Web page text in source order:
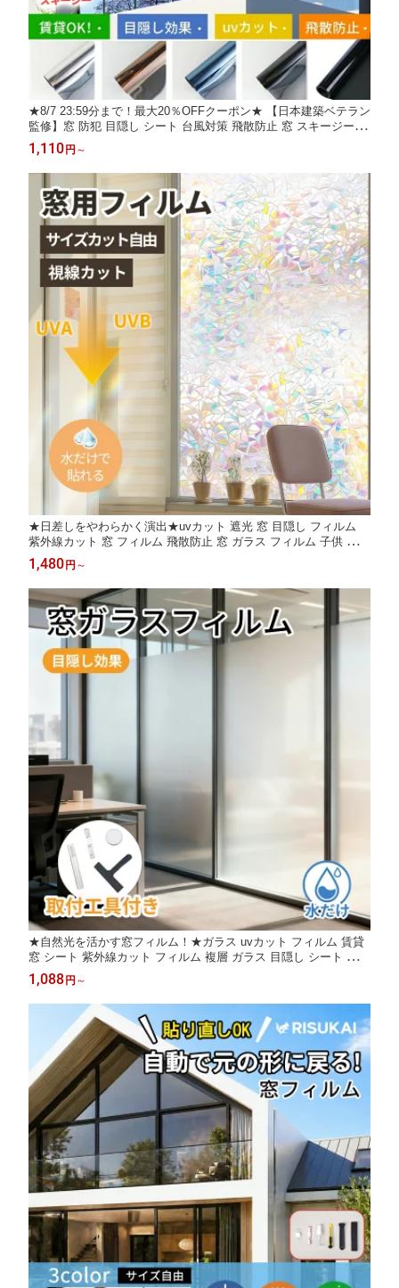
★8/7 23:59分まで！最大20％OFFクーポン★ 【日本建築ベテラン
監修】窓 防犯 目隠し シート 台風対策 飛散防止 窓 スキージーを
プレゼント賃貸 OK 窓ガラスフィルム 水で貼れる 断熱 遮光 遮熱
UVカット ガラスフィルム 断熱シート 窓 目隠し フィルム 断熱シ
ード
1,110 円 ～
★日差しをやわらかく演出★uvカット 遮光 窓 目隠し フィルム
紫外線カット 窓 フィルム 飛散防止 窓 ガラス フィルム 子供 窓用
シート 省エネ 窓 防水 結露防止 ガラス フィルム 外から 見えない
窓 シート プライバシー 保護 窓 フィルム 断熱 シート 暑さ対策
窓 シート
1,480 円 ～
★自然光を活かす窓フィルム！★ガラス uvカット フィルム 賃貸
窓 シート 紫外線カット フィルム 複層 ガラス 目隠し シート 防犯
対策 窓 フィルム 飛散防止 窓 フィルム 外から 見えない 窓 シー
ト 結露防止 窓 シート プライバシー 保護 窓 フィルム はがせる
窓 シート
1,088 円 ～